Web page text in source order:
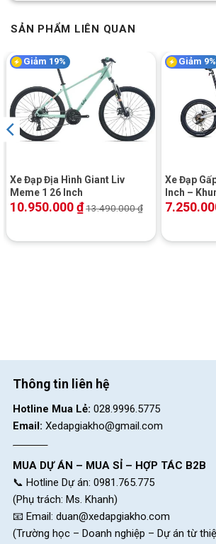
SẢN PHẨM LIÊN QUAN
Giảm 19%
Xe Đạp Địa Hình Giant Liv
Meme 1 26 Inch
10.950.000₫13.490.000₫
Giảm 9%
Xe Đạp
Inch –
Đĩa Dầu
Thông tin liên hệ
Hotline Mua Lẻ: 028.9996.5775
Email: Xedapgiakho@gmail.com
MUA DỰ ÁN – MUA SỈ – HỢP TÁC B2B
📞 Hotline Dự án: 0981.765.775
(Phụ trách: Ms. Khanh)
📧 Email: duan@xedapgiakho.com
(Trường học – Doanh nghiệp – Dự án từ